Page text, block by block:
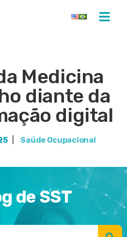
Medicina
diante da
digital
Saúde Ocupacional
de SST